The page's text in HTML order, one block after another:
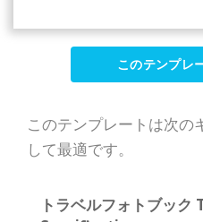
このテンプレ
このテンプレートは次の
して最適です。
トラベルフォトブッ